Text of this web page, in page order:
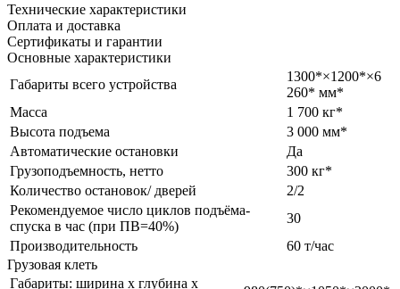
Технические характеристики
Оплата и доставка
Сертификаты и гарантии
Основные характеристики
Габариты всего устройства
1300*×1200*×6
260* мм*
Масса
1 700 кг*
Высота подъема
3 000 мм*
Автоматические остановки
Да
Грузоподъемность, нетто
300 кг*
Количество остановок/ дверей
2/2
Рекомендуемое число циклов подъёма-
спуска в час (при ПВ=40%)
30
Производительность
60 т/час
Грузовая клеть
Габариты: ширина х глубина х